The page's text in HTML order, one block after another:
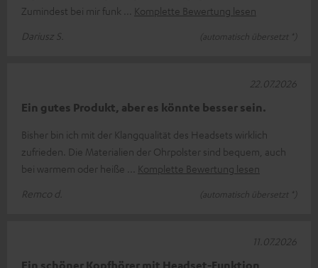
Zumindest bei mir funk
Komplette Bewertung lesen
Dariusz S.
(automatisch übersetzt *)
Ein gutes Produkt, aber es könnte besser sein.
Bisher bin ich mit der Klangqualität des Headsets wirklich
zufrieden. Die Materialien der Ohrpolster sind bequem, auch
bei warmem oder heiße
Komplette Bewertung lesen
Remco d.
(automatisch übersetzt *)
22.07.2026
11.07.2026